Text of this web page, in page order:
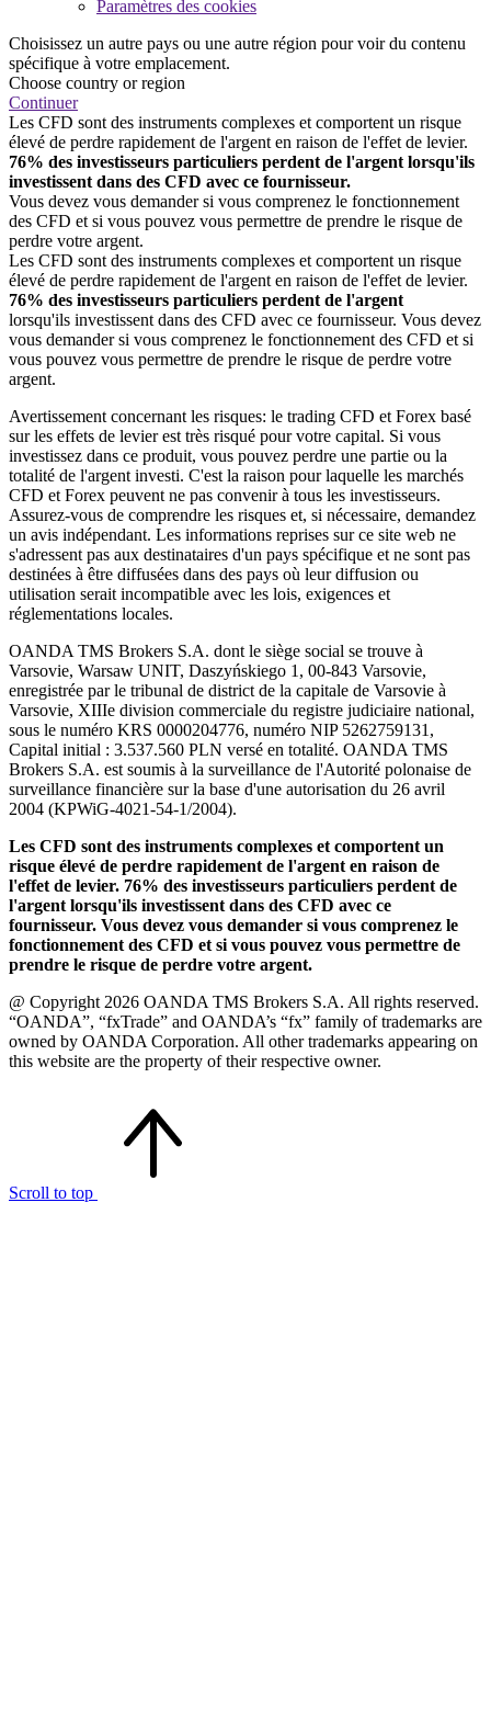
Paramètres des cookies
Choisissez un autre pays ou une autre région pour voir du contenu
spécifique à votre emplacement.
Choose country or region
Continuer
Les CFD sont des instruments complexes et comportent un risque
élevé de perdre rapidement de l'argent en raison de l'effet de levier.
76% des investisseurs particuliers perdent de l'argent lorsqu'ils
investissent dans des CFD avec ce fournisseur.
Vous devez vous demander si vous comprenez le fonctionnement
des CFD et si vous pouvez vous permettre de prendre le risque de
perdre votre argent.
Les CFD sont des instruments complexes et comportent un risque
élevé de perdre rapidement de l'argent en raison de l'effet de levier.
76% des investisseurs particuliers perdent de l'argent
lorsqu'ils investissent dans des CFD avec ce fournisseur. Vous devez
vous demander si vous comprenez le fonctionnement des CFD et si
vous pouvez vous permettre de prendre le risque de perdre votre
argent.
Avertissement concernant les risques: le trading CFD et Forex basé
sur les effets de levier est très risqué pour votre capital. Si vous
investissez dans ce produit, vous pouvez perdre une partie ou la
totalité de l'argent investi. C'est la raison pour laquelle les marchés
CFD et Forex peuvent ne pas convenir à tous les investisseurs.
Assurez-vous de comprendre les risques et, si nécessaire, demandez
un avis indépendant. Les informations reprises sur ce site web ne
s'adressent pas aux destinataires d'un pays spécifique et ne sont pas
destinées à être diffusées dans des pays où leur diffusion ou
utilisation serait incompatible avec les lois, exigences et
réglementations locales.
OANDA TMS Brokers S.A. dont le siège social se trouve à
Varsovie, Warsaw UNIT, Daszyńskiego 1, 00-843 Varsovie,
enregistrée par le tribunal de district de la capitale de Varsovie à
Varsovie, XIIIe division commerciale du registre judiciaire national,
sous le numéro KRS 0000204776, numéro NIP 5262759131,
Capital initial : 3.537.560 PLN versé en totalité. OANDA TMS
Brokers S.A. est soumis à la surveillance de l'Autorité polonaise de
surveillance financière sur la base d'une autorisation du 26 avril
2004 (KPWiG-4021-54-1/2004).
Les CFD sont des instruments complexes et comportent un
risque élevé de perdre rapidement de l'argent en raison de
l'effet de levier. 76% des investisseurs particuliers perdent de
l'argent lorsqu'ils investissent dans des CFD avec ce
fournisseur. Vous devez vous demander si vous comprenez le
fonctionnement des CFD et si vous pouvez vous permettre de
prendre le risque de perdre votre argent.
@ Copyright 2026 OANDA TMS Brokers S.A. All rights reserved.
“OANDA”, “fxTrade” and OANDA’s “fx” family of trademarks are
owned by OANDA Corporation. All other trademarks appearing on
this website are the property of their respective owner.
Scroll to top